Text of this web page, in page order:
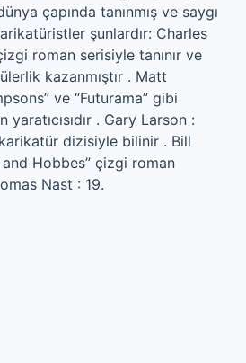
çapında tanınmış ve saygı
şunlardır: Charles
roman serisiyle tanınır ve
kazanmıştır . Matt
ve “Futurama” gibi
. Gary Larson :
karikatür dizisiyle bilinir . Bill
Hobbes” çizgi roman
Nast : 19.